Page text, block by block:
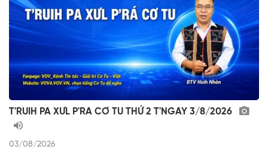
T'RUIH PA XƯL P'RA CƠ TU THỨ 2 T'NGAY 3/8/2026
03/08/2026